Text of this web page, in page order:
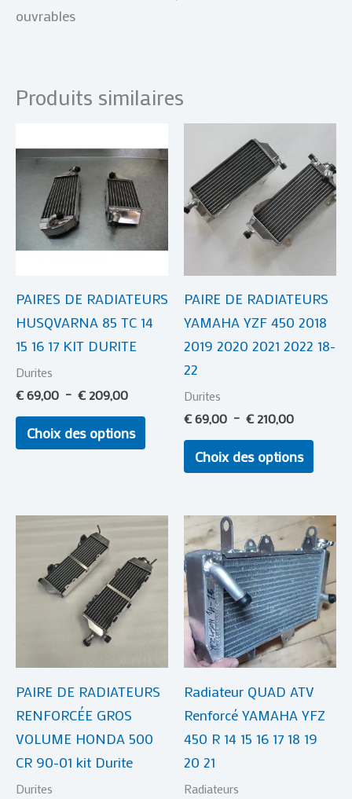
ouvrables
Produits similaires
PAIRES DE RADIATEURS
HUSQVARNA 85 TC 14
15 16 17 KIT DURITE
Durites
€69,00 – € 209,00
de
prix :
€ 69,00
à
€ 209,00
Choix des options
produit
a
plusieurs
variations.
Les
options
peuvent
être
choisies
page
PAIRE DE RADIATEURS
YAMAHA YZF 450 2018
2019 2020 2021 2022 18-
22
Durites
€69,00 – € 210,00
prix :
€ 69,00
à
€ 210,00
Choix des options
a
être
du
PAIRE DE RADIATEURS
RENFORCÉE GROS
VOLUME HONDA 500
CR 90-01 kit Durite
Durites
Plage
prix :
€ 75,00
à
€ 209,00
Ce
produit
a
plusieurs
variations.
options
peuvent
choisies
Radiateur QUAD ATV
Renforcé YAMAHA YFZ
450 R 14 15 16 17 18 19
20 21
Radiateurs